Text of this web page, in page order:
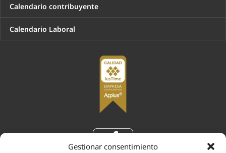
Gestionar consentimiento
Calendario contribuyente
Calendario Laboral